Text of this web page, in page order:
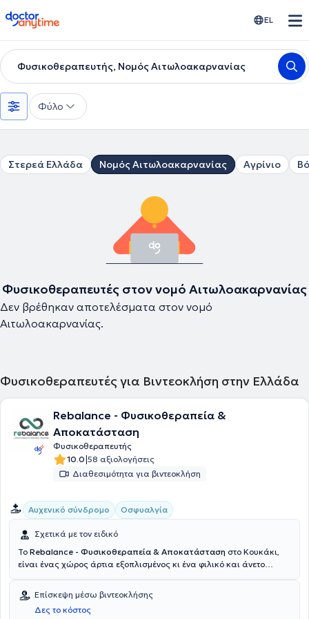
doctoranytime EL
Φυσικοθεραπευτής, Νομός Αιτωλοακαρνανίας
Φύλο
Στερεά Ελλάδα Νομός Αιτωλοακαρνανίας Αγρίνιο
Φυσικοθεραπευτές στον νομό Αιτωλοακαρνανίας
Δεν βρέθηκαν αποτελέσματα στον νομό
Αιτωλοακαρνανίας.
Φυσικοθεραπευτές για Βιντεοκλήση στην Ελλάδα
Rebalance - Φυσικοθεραπεία &
Αποκατάσταση
Φυσικοθεραπευτής
10.0|58 αξιολογήσεις
Διαθεσιμότητα για βιντεοκλήση
Αυχενικό σύνδρομο Οσφυαλγία
Σχετικά με τον ειδικό
Το Rebalance - Φυσικοθεραπεία & Αποκατάσταση στο Κουκάκι,
είναι ένας χώρος άρτια εξοπλισμένος κι ένα φιλικό και άνετο
φιλική προσέγγιση σε όλων των ειδών τα μυοσκελετικά,
νευρολογικά και αναπνευστικά προβλήματα. Μέσω μιας ολιστικής
προσέγγισης και με εξατομικευμένα προγράμματα που
Επίσκεψη μέσω βιντεοκλήσης
Δες το κόστος